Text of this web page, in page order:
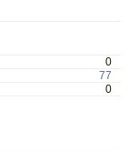
0
77
0